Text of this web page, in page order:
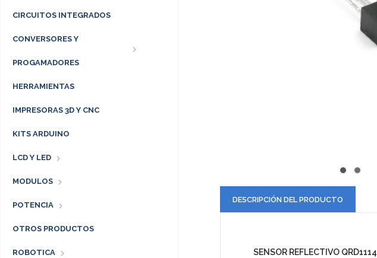
CIRCUITOS INTEGRADOS
CONVERSORES Y
PROGAMADORES
HERRAMIENTAS
IMPRESORAS 3D Y CNC
KITS ARDUINO
LCD Y LED
MODULOS
POTENCIA
OTROS PRODUCTOS
ROBOTICA
DESCRIPCIÓN DEL PRODUCTO
SENSOR REFLECTIVO QRD1114